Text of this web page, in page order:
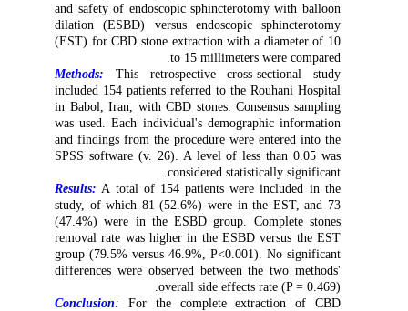
and safety of endoscopic sphincterotomy with balloon
dilation (ESBD) versus endoscopic sphincterotomy
(EST) for CBD stone extraction with a diameter of 10
to 15 millimeters were compared.
Methods: This retrospective cross-sectional study
included 154 patients referred to the Rouhani Hospital
in Babol, Iran, with CBD stones. Consensus sampling
was used. Each individual's demographic information
and findings from the procedure were entered into the
SPSS software (v. 26). A level of less than 0.05 was
considered statistically significant.
Results:A total of 154 patients were included in the
study, of which 81 (52.6%) were in the EST, and 73
(47.4%) were in the ESBD group. Complete stones
removal rate was higher in the ESBD versus the EST
group (79.5% versus 46.9%, P<0.001). No significant
differences were observed between the two methods'
overall side effects rate (P = 0.469).
Conclusion
:For the complete extraction of CBD